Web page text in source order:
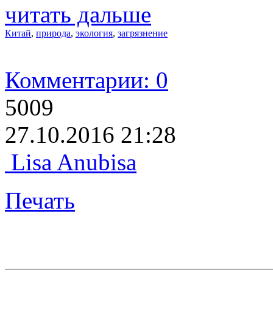
читать дальше
Китай, природа, экология, загрязнение
Комментарии: 0
5009
27.10.2016 21:28
Lisa Anubisa
Печать